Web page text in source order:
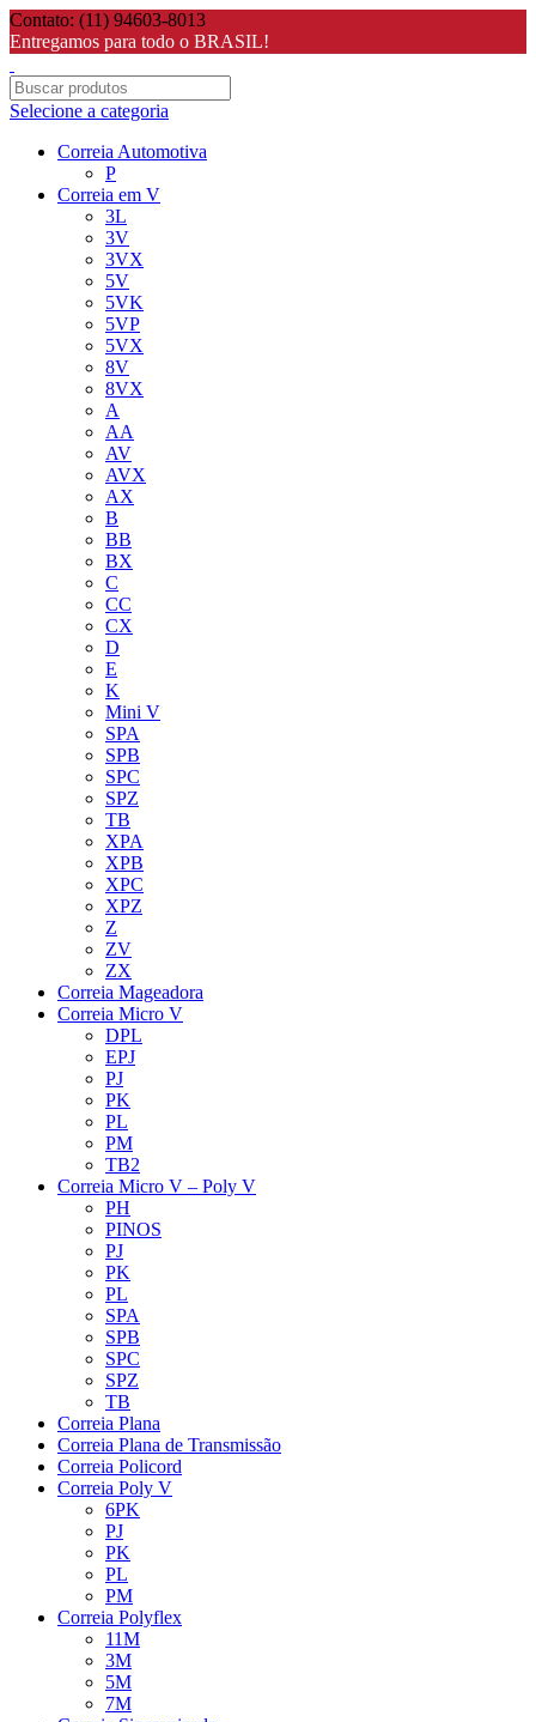
Contato: (11) 94603-8013
Entregamos para todo o BRASIL!
Selecione a categoria
Correia Automotiva
P
Correia em V
3L
3V
3VX
5V
5VK
5VP
5VX
8V
8VX
A
AA
AV
AVX
AX
B
BB
BX
C
CC
CX
D
E
K
Mini V
SPA
SPB
SPC
SPZ
TB
XPA
XPB
XPC
XPZ
Z
ZV
ZX
Correia Mageadora
Correia Micro V
DPL
EPJ
PJ
PK
PL
PM
TB2
Correia Micro V – Poly V
PH
PINOS
PJ
PK
PL
SPA
SPB
SPC
SPZ
TB
Correia Plana
Correia Plana de Transmissão
Correia Policord
Correia Poly V
6PK
PJ
PK
PL
PM
Correia Polyflex
11M
3M
5M
7M